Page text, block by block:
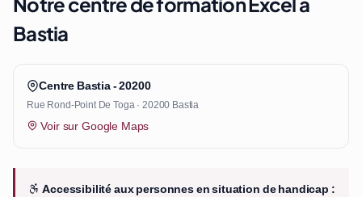
Bastia
Centre Bastia - 20200
Rue Rond-Point De Toga · 20200 Bastia
Voir sur Google Maps
Accessibilité aux personnes en situation de handicap :